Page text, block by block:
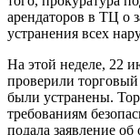
арендаторов в ТЦ о
устранения всех
На этой неделе, 22
проверили
были устранены.
требованиям
подала заявление